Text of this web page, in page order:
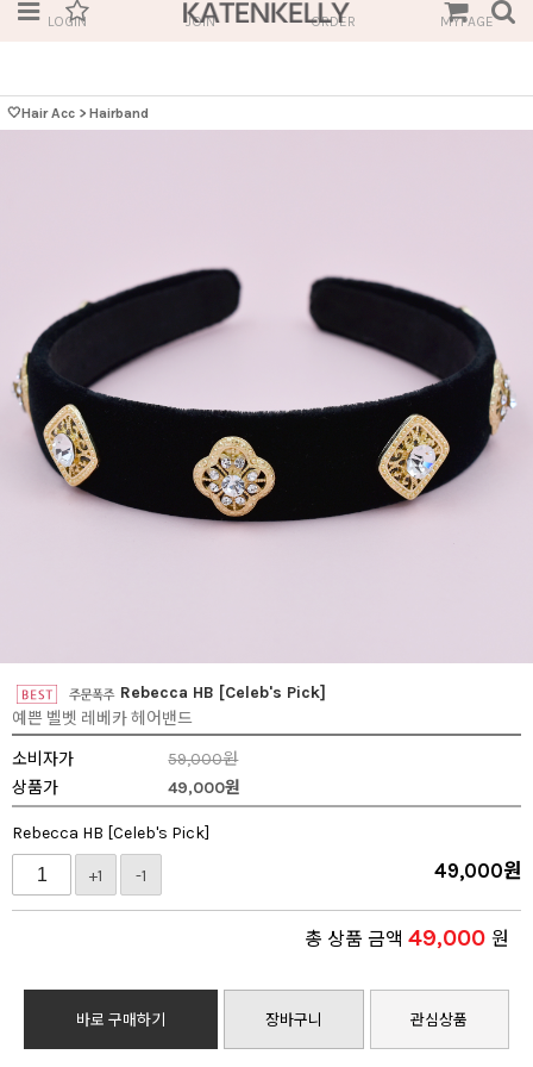
LOGIN JOIN ORDER MYPAGE
🤍Hair Acc > Hairband
Rebecca HB [Celeb's Pick]
예쁜 벨벳 레베카 헤어밴드
소비자가
59,000원
상품가
49,000원
Rebecca HB [Celeb's Pick]
+1 -1 49,000원
총 상품 금액 49,000 원
바로 구매하기 장바구니 관심상품